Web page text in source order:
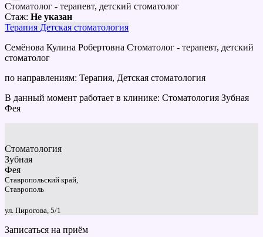
Стоматолог - терапевт, детский стоматолог
Стаж: Не указан
Терапия Детская стоматология
Семёнова Кулина Робертовна Стоматолог - терапевт, детский
стоматолог
по направлениям: Терапия, Детская стоматология
В данный момент работает в клинике: Стоматология Зубная
Фея
Стоматология
Зубная
Фея
Ставропольский край,
Ставрополь
ул. Пирогова, 5/1
Записаться на приём